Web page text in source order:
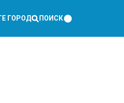
ГОРОД ПОИСК